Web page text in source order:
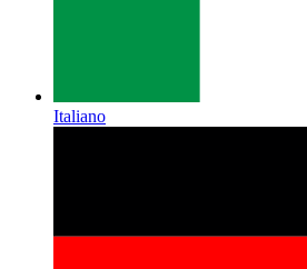
Italiano